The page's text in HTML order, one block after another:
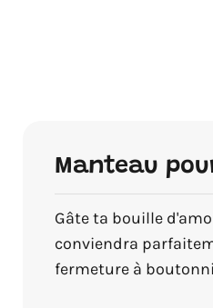
Manteau
Gâte ta bouille
conviendra
fermeture à